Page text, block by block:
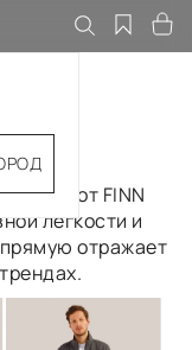
от FINN
легкости и
отражает